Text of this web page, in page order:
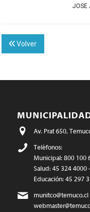
JOSE
Volver
Av. Prat 650,
Teléfonos:
Municipal: 800 100
Salud: 45 324 4000
Educación: 45 297
munitco@temuco.cl